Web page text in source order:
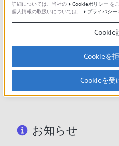
製
お
製品に関する重
重要なお知らせ一覧
お知らせ
詳細については、当社の
Cookieポリシー を
個人情報の取扱いについては、
プライバシー
Cookie
Cookieを
Cookieを受